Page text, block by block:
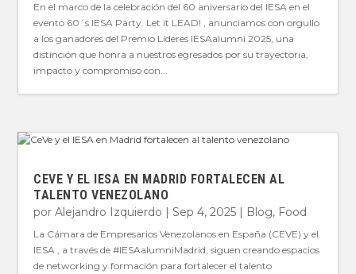
En el marco de la celebración del 60 aniversario del IESA en el
evento 60´s IESA Party. Let it LEAD! , anunciamos con orgullo
a los ganadores del Premio Líderes IESAalumni 2025, una
distinción que honra a nuestros egresados por su trayectoria,
impacto y compromiso con...
CEVE Y EL IESA EN MADRID FORTALECEN AL
TALENTO VENEZOLANO
porAlejandro Izquierdo |Sep 4, 2025 | Blog, Food
La Cámara de Empresarios Venezolanos en España (CEVE) y el
IESA , a través de #IESAalumniMadrid, siguen creando espacios
de networking y formación para fortalecer el talento